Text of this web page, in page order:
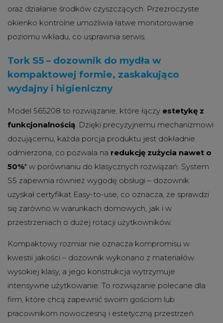
oraz działanie środków czyszczących. Przezroczyste
okienko kontrolne umożliwia łatwe monitorowanie
poziomu wkładu, co usprawnia serwis.
Tork S5 – dozownik do mydła w
kompaktowej formie, zaskakująco
wydajny i higieniczny
Model 565208 to rozwiązanie, które łączy estetykę z
funkcjonalnością. Dzięki precyzyjnemu mechanizmowi
dozującemu, każda porcja produktu jest dokładnie
odmierzona, co pozwala na redukcję zużycia nawet o
50%* w porównaniu do klasycznych rozwiązań. System
S5 zapewnia również wygodę obsługi – dozownik
uzyskał certyfikat Easy-to-use, co oznacza, że sprawdzi
się zarówno w warunkach domowych, jak i w
przestrzeniach o dużej rotacji użytkowników.
Kompaktowy rozmiar nie oznacza kompromisu w
kwestii jakości – dozownik wykonano z materiałów
wysokiej klasy, a jego konstrukcja wytrzymuje
intensywne użytkowanie. To rozwiązanie polecane dla
firm, które chcą zapewnić swoim gościom lub
pracownikom nowoczesną i estetyczną przestrzeń